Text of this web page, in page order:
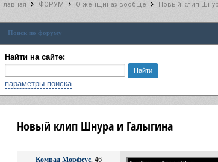
Ветка: Расстаюсь или Развожусь. САНЧАС Ветка: Наболевшее.
РАЗДЕЛ: Разное
Главная ФОРУМ О женщинах вообще Новый клип
Поиск по форуму
Найти на сайте:
параметры поиска
Новый клип Шнура и Галыгина
Комрад Морфеус, 46